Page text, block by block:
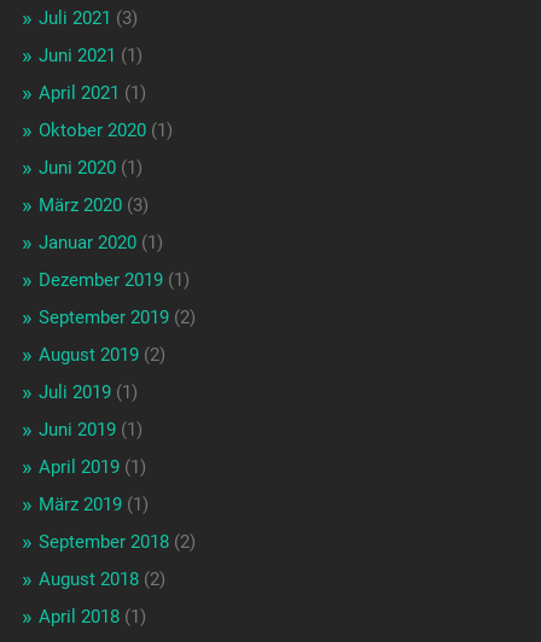
Juli 2021 (3)
Juni 2021 (1)
April 2021 (1)
Oktober 2020(1)
Juni 2020(1)
März 2020(3)
Januar 2020(1)
Dezember 2019(1)
September 2019(2)
August 2019(2)
Juli 2019(1)
Juni 2019(1)
April 2019(1)
März 2019(1)
September 2018(2)
August 2018(2)
April 2018(1)